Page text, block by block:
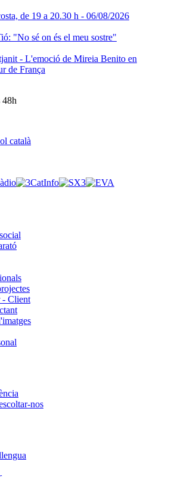
de 19 a 20.30 h - 06/08/2026
"No sé on és el meu sostre"
- L'emoció de Mireia Benito en
de França
48h
català
- Client
nos